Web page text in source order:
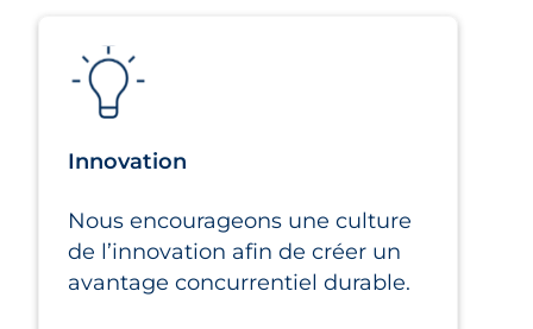
Innovation
Nous encourageons une culture
de l’innovation afin de créer un
avantage concurrentiel durable.